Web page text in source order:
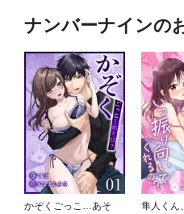
ナンバーナインの
かぞくごっこ…あそ
隼人くん